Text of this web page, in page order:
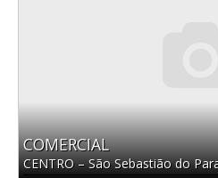
COMERCIAL
CENTRO–São Sebastião do